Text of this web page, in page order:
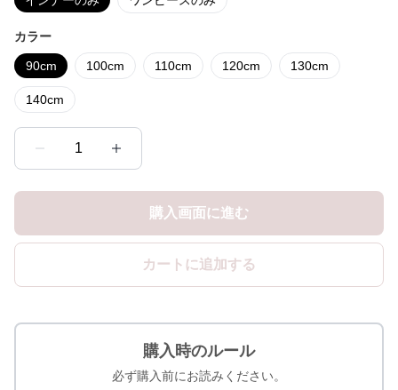
カラー
90cm 100cm 110cm 120cm 130cm
140cm
1
購入画面に進む
カートに追加する
購入時のルール
必ず購入前にお読みください。